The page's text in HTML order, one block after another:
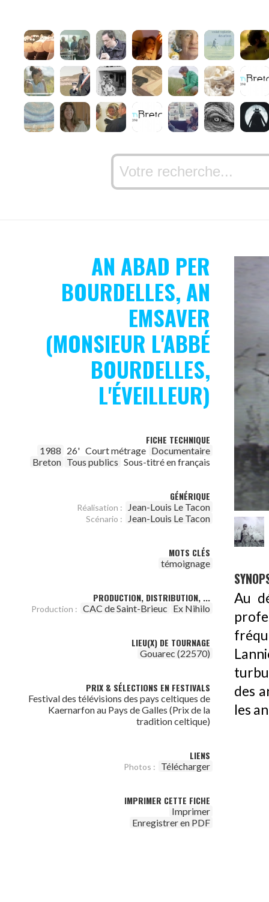
AN ABAD PER
BOURDELLES, AN
EMSAVER
(MONSIEUR L'ABBÉ
BOURDELLES,
L'ÉVEILLEUR)
FICHE TECHNIQUE
1988 26' Court métrage Documentaire
Breton Tous publics Sous-titré en français
GÉNÉRIQUE
Réalisation : Jean-Louis Le Tacon
Scénario : Jean-Louis Le Tacon
MOTS CLÉS
témoignage
PRODUCTION, DISTRIBUTION, ...
Production : CAC de Saint-Brieuc Ex Nihilo
LIEU(X) DE TOURNAGE
Gouarec (22570)
PRIX & SÉLECTIONS EN FESTIVALS
Festival des télévisions des pays celtiques de
Kaernarfon au Pays de Galles (Prix de la
tradition celtique)
LIENS
Photos : Télécharger
IMPRIMER CETTE FICHE
Imprimer
Enregistrer en PDF
Au
des
les